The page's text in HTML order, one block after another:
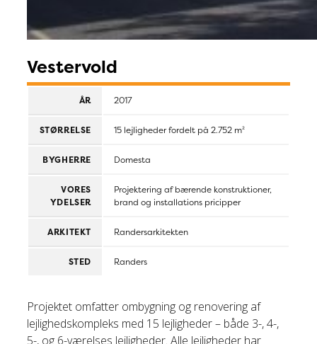
Vestervold
ÅR 2017
STØRRELSE 15 lejligheder fordelt på 2.752 m²
BYGHERRE Domesta
VORES
YDELSER
Projektering af bærende konstruktioner,
brand og installations pricipper
ARKITEKT Randersarkitekten
STED Randers
Projektet omfatter ombygning og renovering af
lejlighedskompleks med 15 lejligheder – både 3-, 4-,
5-, og 6-værelses lejligheder. Alle lejligheder har